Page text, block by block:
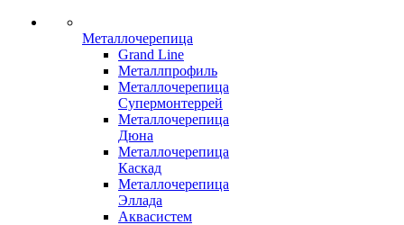
Металлочерепица
Grand Line
Металлпрофиль
Металлочерепица
Супермонтеррей
Металлочерепица
Дюна
Металлочерепица
Каскад
Металлочерепица
Эллада
Аквасистем